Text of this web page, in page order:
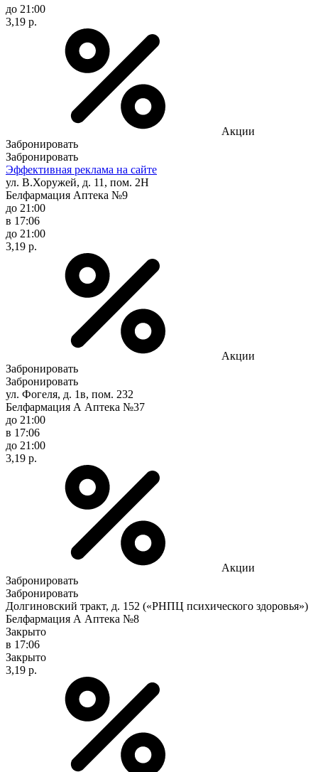
до 21:00
3,19 р.
Акции
Забронировать
Забронировать
Эффективная реклама на сайте
ул. В.Хоружей, д. 11, пом. 2Н
Белфармация Аптека №9
до 21:00
в 17:06
до 21:00
3,19 р.
Акции
Забронировать
Забронировать
ул. Фогеля, д. 1в, пом. 232
Белфармация А Аптека №37
до 21:00
в 17:06
до 21:00
3,19 р.
Акции
Забронировать
Забронировать
Долгиновский тракт, д. 152 («РНПЦ психического здоровья»)
Белфармация А Аптека №8
Закрыто
в 17:06
Закрыто
3,19 р.